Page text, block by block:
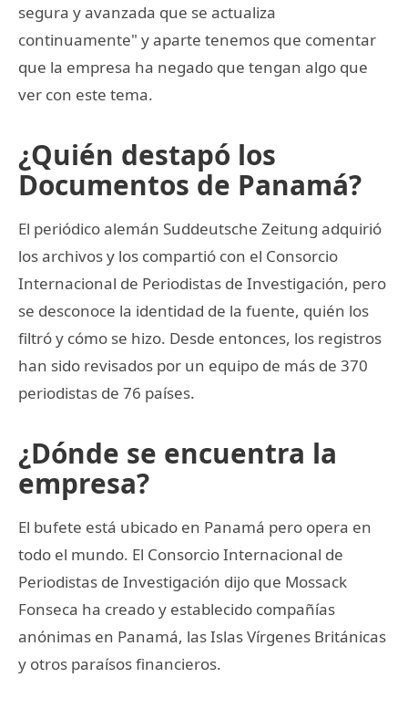
segura y avanzada que se actualiza
continuamente" y aparte tenemos que comentar
que la empresa ha negado que tengan algo que
ver con este tema.
¿Quién destapó los
Documentos de Panamá?
El periódico alemán Suddeutsche Zeitung adquirió
los archivos y los compartió con el Consorcio
Internacional de Periodistas de Investigación, pero
se desconoce la identidad de la fuente, quién los
filtró y cómo se hizo. Desde entonces, los registros
han sido revisados por un equipo de más de 370
periodistas de 76 países.
¿Dónde se encuentra la
empresa?
El bufete está ubicado en Panamá pero opera en
todo el mundo. El Consorcio Internacional de
Periodistas de Investigación dijo que Mossack
Fonseca ha creado y establecido compañías
anónimas en Panamá, las Islas Vírgenes Británicas
y otros paraísos financieros.